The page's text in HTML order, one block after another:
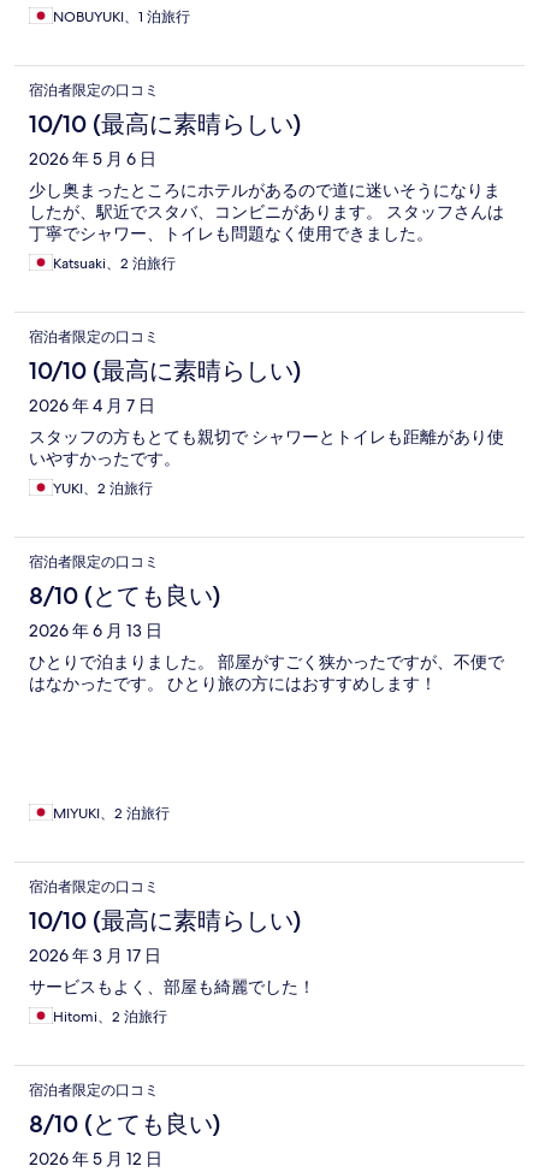
NOBUYUKI、1 泊旅行
宿泊者限定の口コミ
10/10 (最高に素晴らしい)
2026 年 5 月 6 日
少し奥まったところにホテルがあるので道に迷いそうになりま
したが、駅近でスタバ、コンビニがあります。 スタッフさんは
丁寧でシャワー、トイレも問題なく使用できました。
Katsuaki、2 泊旅行
宿泊者限定の口コミ
10/10 (最高に素晴らしい)
2026 年 4 月 7 日
スタッフの方もとても親切で シャワーとトイレも距離があり使
いやすかったです。
YUKI、2 泊旅行
宿泊者限定の口コミ
8/10 (とても良い)
2026 年 6 月 13 日
ひとりで泊まりました。 部屋がすごく狭かったですが、不便で
はなかったです。 ひとり旅の方にはおすすめします！
MIYUKI、2 泊旅行
宿泊者限定の口コミ
10/10 (最高に素晴らしい)
2026 年 3 月 17 日
サービスもよく、部屋も綺麗でした！
Hitomi、2 泊旅行
宿泊者限定の口コミ
8/10 (とても良い)
2026 年 5 月 12 日